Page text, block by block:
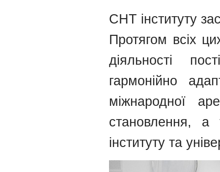
СНТ інституту
Протягом всіх
діяльності
гармонійно
міжнародної
становлення, а
інституту та